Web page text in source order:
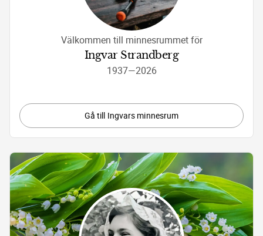
Välkommen till minnesrummet för
Ingvar Strandberg
1937—2026
Gå till Ingvars minnesrum